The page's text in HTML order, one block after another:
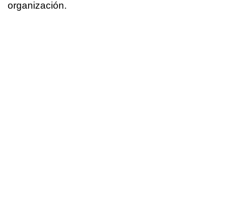
organización.